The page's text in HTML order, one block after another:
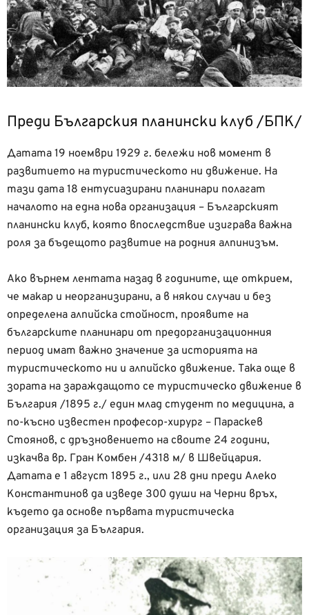
Преди Българския планински клуб /БПК/
Датата 19 ноември 1929 г. бележи нов момент в
развитието на туристическото ни движение. На
тази дата 18 ентусиазирани планинари полагат
началото на една нова организация – Българският
планински клуб, която впоследствие изиграва важна
роля за бъдещото развитие на родния алпинизъм.
Ако върнем лентата назад в годините, ще открием,
че макар и неорганизирани, а в някои случаи и без
определена алпийска стойност, проявите на
българските планинари от предорганизационния
период имат важно значение за историята на
туристическото ни и алпийско движение. Така още в
зората на зараждащото се туристическо движение в
България /1895 г./ един млад студент по медицина, а
по-късно известен професор-хирург – Параскев
Стоянов, с дръзновението на своите 24 години,
изкачва вр. Гран Комбен /4318 м/ в Швейцария.
Датата е 1 август 1895 г., или 28 дни преди Алеко
Константинов да изведе 300 души на Черни връх,
където да основе първата туристическа
организация за България.